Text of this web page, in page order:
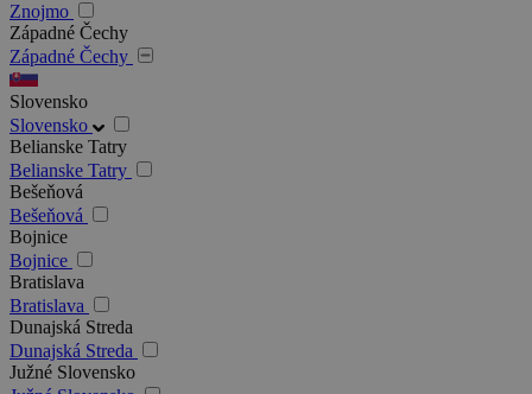
Znojmo
Západné Čechy
Západné Čechy
Slovensko
Slovensko
Belianske Tatry
Belianske Tatry
Bešeňová
Bešeňová
Bojnice
Bojnice
Bratislava
Bratislava
Dunajská Streda
Dunajská Streda
Južné Slovensko